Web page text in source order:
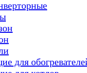
для